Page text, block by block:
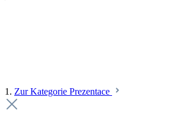
1. Zur Kategorie Prezentace